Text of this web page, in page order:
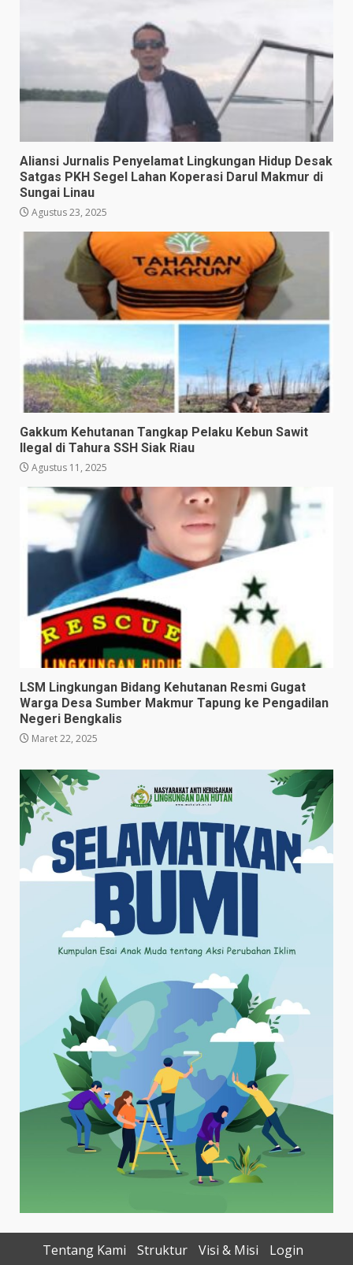
Aliansi Jurnalis Penyelamat Lingkungan Hidup Desak
Satgas PKH Segel Lahan Koperasi Darul Makmur di
Sungai Linau
Agustus 23, 2025
Gakkum Kehutanan Tangkap Pelaku Kebun Sawit
Ilegal di Tahura SSH Siak Riau
Agustus 11, 2025
LSM Lingkungan Bidang Kehutanan Resmi Gugat
Warga Desa Sumber Makmur Tapung ke Pengadilan
Negeri Bengkalis
Maret 22, 2025
Tentang Kami Struktur Visi & Misi Login